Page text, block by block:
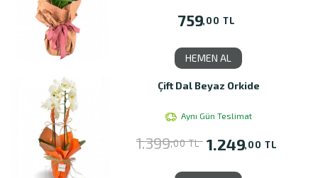
759,00 TL
HEMEN AL
Çift Dal Beyaz Orkide
Aynı Gün Teslimat
1.399,00 TL 1.249,00 TL